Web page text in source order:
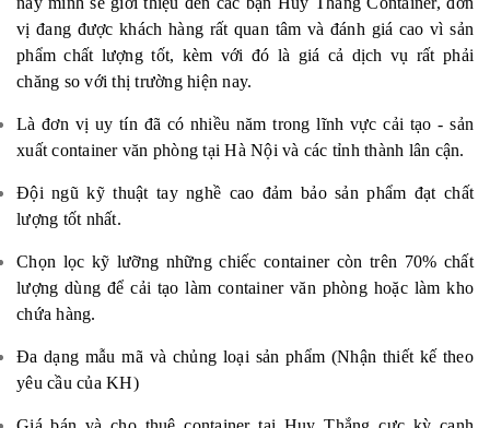
vị đang được khách hàng rất quan tâm và đánh giá cao vì sản
phẩm chất lượng tốt, kèm với đó là giá cả dịch vụ rất phải
chăng so với thị trường hiện nay.
Là đơn vị uy tín đã có nhiều năm trong lĩnh vực cải tạo - sản
xuất container văn phòng tại Hà Nội và các tỉnh thành lân cận.
Đội ngũ kỹ thuật tay nghề cao đảm bảo sản phẩm đạt chất
lượng tốt nhất.
Chọn lọc kỹ lưỡng những chiếc container còn trên 70% chất
lượng dùng để cải tạo làm container văn phòng hoặc làm kho
chứa hàng.
Đa dạng mẫu mã và chủng loại sản phẩm (Nhận thiết kế theo
yêu cầu của KH)